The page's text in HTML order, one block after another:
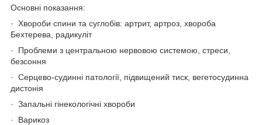
Основні показання:
· Хвороби спини та суглобів: артрит, артроз, хвороба
Бехтерева, радикуліт
· Проблеми з центральною нервовою системою, стреси,
безсоння
· Серцево-судинні патології, підвищений тиск, вегетосудинна
дистонія
· Запальні гінекологічні хвороби
· Варикоз